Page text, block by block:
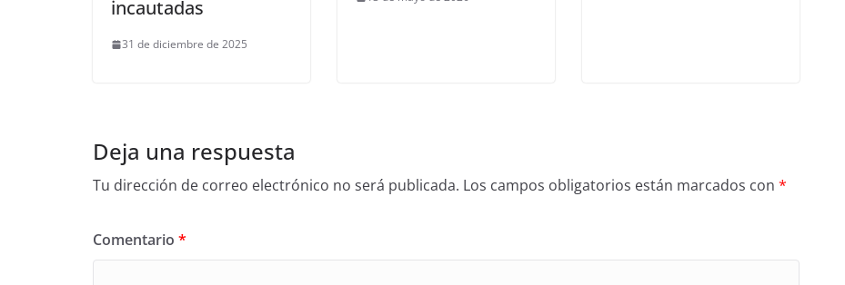
incautadas
31 de diciembre de 2025
Deja una respuesta
Tu dirección de correo electrónico no será publicada. Los campos obligatorios están marcados con *
Comentario *